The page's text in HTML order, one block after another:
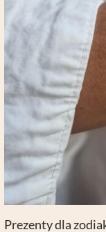
Prezenty dla
włączone,
narzędzi
zastosowane
ustawień,